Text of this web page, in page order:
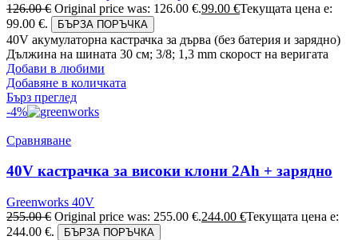
126.00€ Original price was: 126.00 €.99.00 €Текущата цена е:
99.00 €.
БЪРЗА ПОРЪЧКА
40V акумулаторна кастрачка за дърва (без батерия и зарядно)
Дължина на шината 30 см; 3/8; 1,3 mm скорост на веригата
Добави в любими
Добавяне в количката
Бърз преглед
-4%
Сравняване
40V кастрачка за високи клони 2Ah + зарядно
Greenworks 40V
255.00€ Original price was: 255.00 €.244.00 €Текущата цена е:
244.00 €.
БЪРЗА ПОРЪЧКА